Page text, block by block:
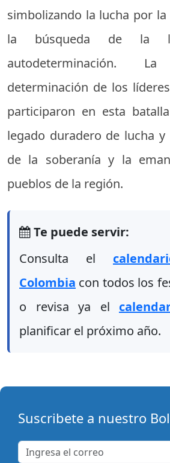
simbolizando la lucha por
la búsqueda de la
autodeterminación.
determinación de los
participaron en esta
legado duradero de lucha
de la soberanía y la
pueblos de la región.
Te puede servir:
Consulta el
Colombia con todos los
o revisa ya el
planificar el próximo año.
Suscribete a nuestro